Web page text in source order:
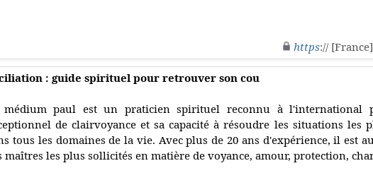
https://
: guide spirituel pour retrouver son cou
médium paul est un praticien spirituel reconnu à l'international
de clairvoyance et sa capacité à résoudre les situations les
tous les domaines de la vie. Avec plus de 20 ans d'expérience, il est
maîtres les plus sollicités en matière de voyance, amour, protection,